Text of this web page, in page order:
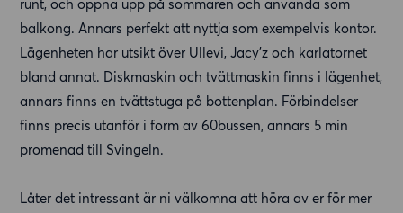
runt, och öppna upp på sommaren och använda som
balkong. Annars perfekt att nyttja som exempelvis kontor.
Lägenheten har utsikt över Ullevi, Jacy’z och karlatornet
bland annat. Diskmaskin och tvättmaskin finns i lägenhet,
annars finns en tvättstuga på bottenplan. Förbindelser
finns precis utanför i form av 60bussen, annars 5 min
promenad till Svingeln.
Låter det intressant är ni välkomna att höra av er för mer